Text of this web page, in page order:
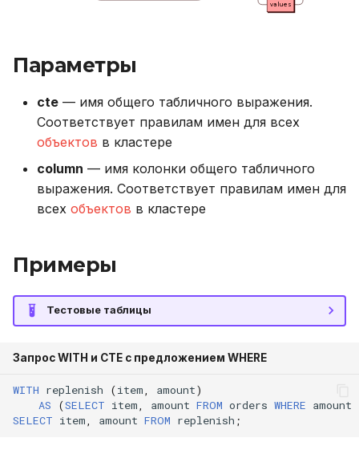
TRUNCATE TABLE
UPDATE
VALUES
values
Параметры
cte — имя общего табличного выражения.
Соответствует правилам имен для всех
объектов в кластере
column — имя колонки общего табличного
выражения. Соответствует правилам имен для
всех объектов в кластере
Примеры
Тестовые таблицы
Запрос WITH и CTE с предложением WHERE
WITH replenish (item, amount)
AS
(SELECT item, amount FROM orders WHERE amount
SELECT item, amount FROM replenish ;